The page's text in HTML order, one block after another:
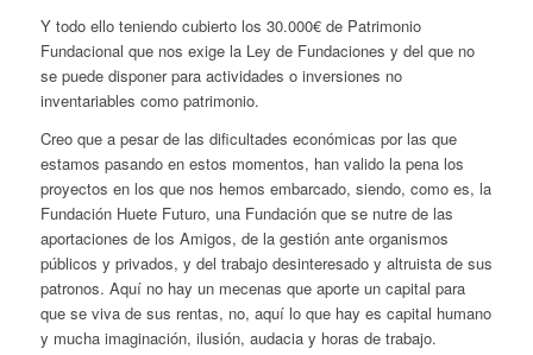
Y todo ello teniendo cubierto los 30.000€ de Patrimonio
Fundacional que nos exige la Ley de Fundaciones y del que no
se puede disponer para actividades o inversiones no
inventariables como patrimonio.
Creo que a pesar de las dificultades económicas por las que
estamos pasando en estos momentos, han valido la pena los
proyectos en los que nos hemos embarcado, siendo, como es, la
Fundación Huete Futuro, una Fundación que se nutre de las
aportaciones de los Amigos, de la gestión ante organismos
públicos y privados, y del trabajo desinteresado y altruista de sus
patronos. Aquí no hay un mecenas que aporte un capital para
que se viva de sus rentas, no, aquí lo que hay es capital humano
y mucha imaginación, ilusión, audacia y horas de trabajo.